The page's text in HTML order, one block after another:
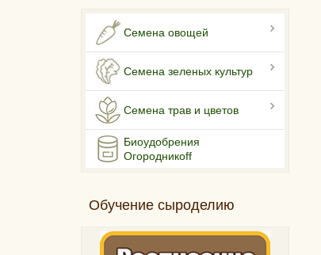
Семена овощей
Семена зеленых культур
Семена трав и цветов
Биоудобрения
Огородникоff
Обучение сыроделию